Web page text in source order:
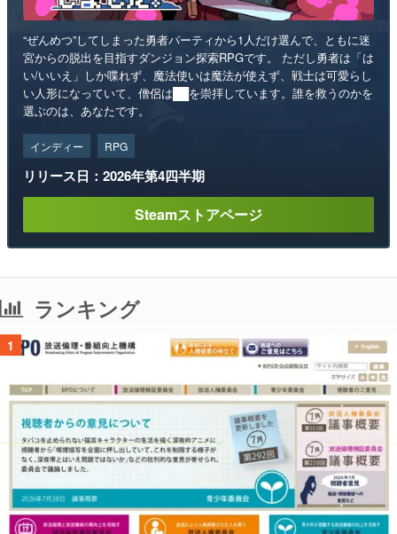
“ぜんめつ”してしまった勇者パーティから1人だけ選んで、ともに迷
宮からの脱出を目指すダンジョン探索RPGです。 ただし勇者は「は
い/いいえ」しか喋れず、魔法使いは魔法が使えず、戦士は可愛らし
い人形になっていて、僧侶は██を崇拝しています。誰を救うのかを
選ぶのは、あなたです。
インディー RPG
リリース日：2026年第4四半期
Steamストアページ
ランキング
1